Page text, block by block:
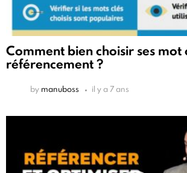
Comment bien choisir ses mot
référencement ?
by manuboss il y a 7 ans